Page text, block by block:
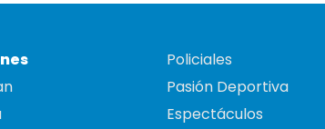
Policiales
Pasión Deportiva
Espectáculos